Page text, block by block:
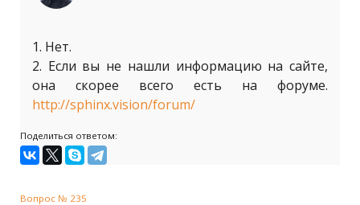
1. Нет.
2. Если вы не нашли информацию на сайте,
она скорее всего есть на форуме.
http://sphinx.vision/forum/
Поделиться ответом:
Вопрос № 235